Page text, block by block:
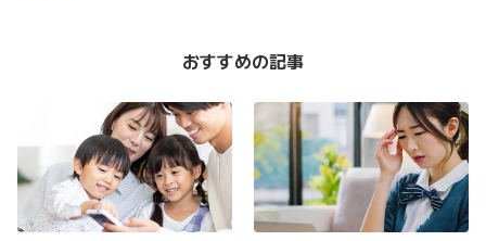
おすすめの記事